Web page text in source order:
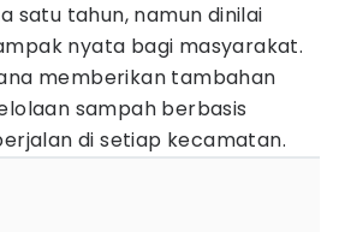
satu tahun, namun dinilai
nyata bagi masyarakat.
memberikan tambahan
sampah berbasis
di setiap kecamatan.